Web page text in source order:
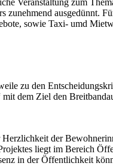
Veranstaltung zum
zunehmend
sowie Taxi- umd
zu den
dem Ziel den
der
liegt im Bereich
in der Öffentlichkeit